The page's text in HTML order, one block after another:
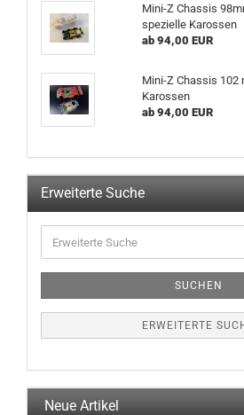
Mini-Z Chassis
spezielle Karossen
ab 94,00 EUR
Mini-Z Chassis 102
Karossen
ab 94,00 EUR
Erweiterte Suche
Suche
SUCHEN
ERWEITERTE
Neue Artikel